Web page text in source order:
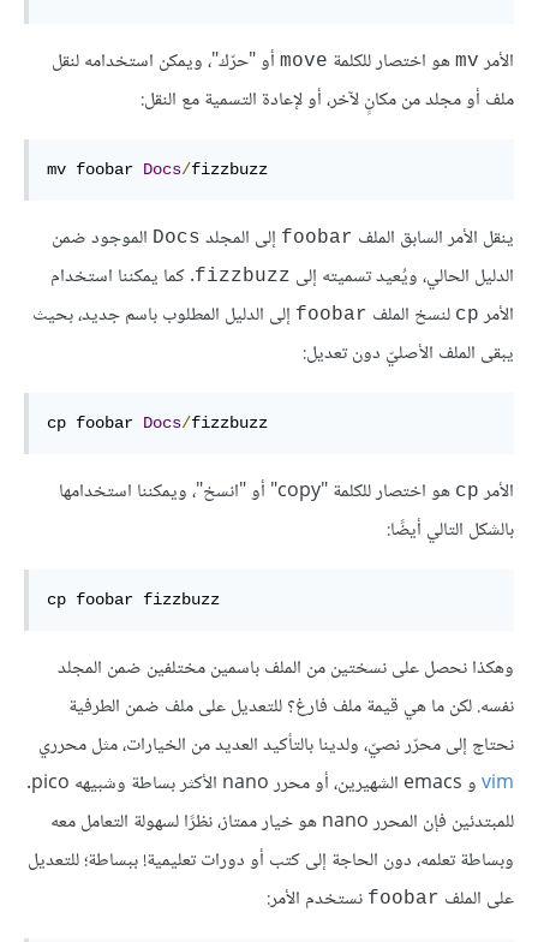
الأمر mv هو اختصار للكلمة move أو "حرّك"، ويمكن استخدامه لنقل
ملف أو مجلد من مكانٍ لآخر، أو لإعادة التسمية مع النقل:
mv foobar Docs/fizzbuzz
ينقل الأمر السابق الملف foobar إلى المجلد Docs الموجود ضمن
الدليل الحالي، ويُعيد تسميته إلى fizzbuzz. كما يمكننا استخدام
الأمر cp لنسخ الملف foobar إلى الدليل المطلوب باسم جديد، بحيث
يبقى الملف الأصليّ دون تعديل:
cp foobar Docs/fizzbuzz
الأمر cp
هو اختصار للكلمة "copy" أو "انسخ"، ويمكننا استخدامها
بالشكل التالي أيضًا:
cp foobar fizzbuzz
وهكذا نحصل على نسختين من الملف باسمين مختلفين ضمن المجلد
نفسه. لكن ما هي قيمة ملف فارغ؟ للتعديل على ملف ضمن الطرفية
نحتاج إلى محرّر نصيّ، ولدينا بالتأكيد العديد من الخيارات، مثل محرري
vim
و emacs الشهيرين، أو محرر nano الأكثر بساطة وشبيهه pico.
للمبتدئين فإن المحرر nano هو خيار ممتاز، نظرًا لسهولة التعامل معه
وبساطة تعلمه، دون الحاجة إلى كتب أو دورات تعليمية! ببساطة؛ للتعديل
على الملف foobar نستخدم الأمر: